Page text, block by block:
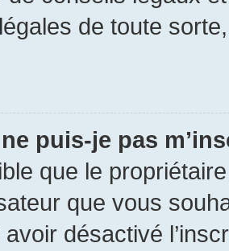
de toute
puis-je pas
que le
que vous
désactivé